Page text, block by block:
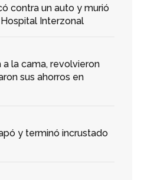
contra un auto y murió
Interzonal
a la cama, revolvieron
sus ahorros en
y terminó incrustado